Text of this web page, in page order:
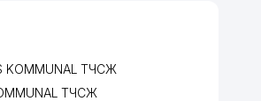
KOMMUNAL ТЧСЖ
ТЧСЖ